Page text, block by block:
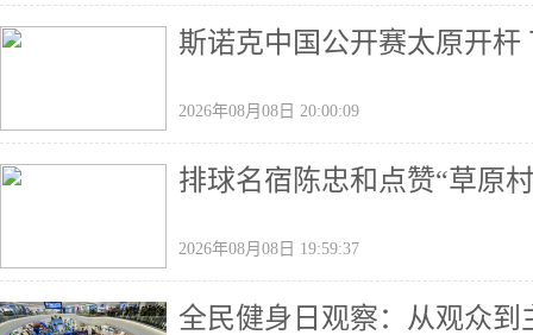
斯诺克中国公开赛太原开杆
2026年08月08日 20:00:09
排球名宿陈忠和点赞“草原
2026年08月08日 19:59:37
全民健身日观察：从观众到